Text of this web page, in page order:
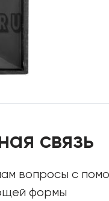
связь
вопросы с
формы